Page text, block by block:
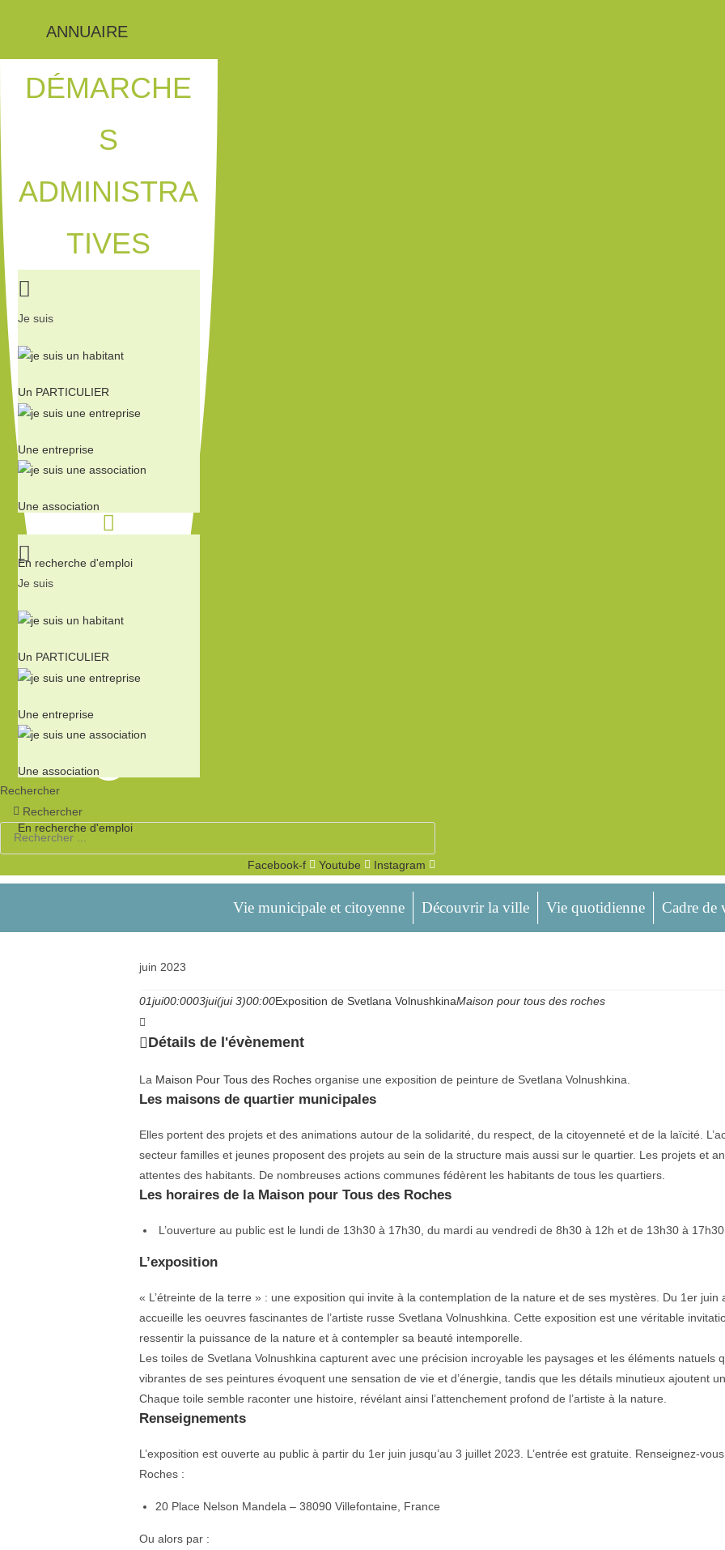
ANNUAIRE
DÉMARCHE
S
ADMINISTRA
TIVES
Je suis
Un PARTICULIER
Une entreprise
Une association
En recherche d'emploi
Je suis
Un PARTICULIER
Une entreprise
Une association
En recherche d'emploi
Rechercher
Rechercher
Facebook-f Youtube Instagram
Vie municipale et citoyenne Découvrir la ville Vie quotidienne Cadre de
juin 2023
01jui00:0003jui(jui 3)00:00Exposition de Svetlana VolnushkinaMaison pour tous des roches
Détails de l'évènement
La Maison Pour Tous des Roches organise une exposition de peinture de Svetlana Volnushkina.
Les maisons de quartier municipales
Elles portent des projets et des animations autour de la solidarité, du respect, de la citoyenneté et de la laïcité.
secteur familles et jeunes proposent des projets au sein de la structure mais aussi sur le quartier. Les projets et
attentes des habitants. De nombreuses actions communes fédèrent les habitants de tous les quartiers.
Les horaires de la Maison pour Tous des Roches
L’ouverture au public est le lundi de 13h30 à 17h30, du mardi au vendredi de 8h30 à 12h et de 13h30 à
L’exposition
« L’étreinte de la terre » : une exposition qui invite à la contemplation de la nature et de ses mystères. Du 1er
accueille les oeuvres fascinantes de l’artiste russe Svetlana Volnushkina. Cette exposition est une véritable
ressentir la puissance de la nature et à contempler sa beauté intemporelle.
Les toiles de Svetlana Volnushkina capturent avec une précision incroyable les paysages et les éléments natuels
vibrantes de ses peintures évoquent une sensation de vie et d’énergie, tandis que les détails minutieux ajoutent
Chaque toile semble raconter une histoire, révélant ainsi l’attenchement profond de l’artiste à la nature.
Renseignements
L’exposition est ouverte au public à partir du 1er juin jusqu’au 3 juillet 2023. L’entrée est gratuite. Renseignez-
Roches :
20 Place Nelson Mandela – 38090 Villefontaine, France
Ou alors par :